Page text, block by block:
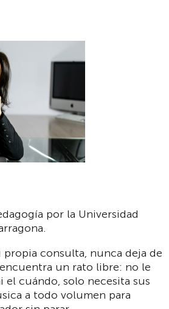
por la Universidad
propia consulta, nunca deja de
un rato libre: no le
el cuándo, solo necesita sus
a todo volumen para